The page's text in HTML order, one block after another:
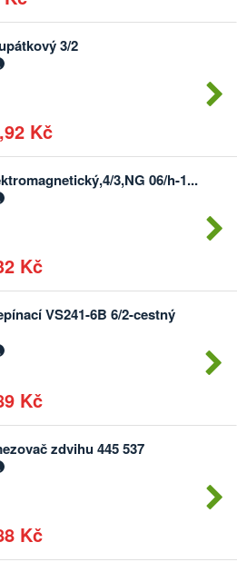
3/2
Kč
Počet
kusů
3,NG 06/h-1...
Kč
Počet
kusů
VS241-6B 6/2-cestný
Kč
Počet
zdvihu 445 537
Kč
Počet
kusů